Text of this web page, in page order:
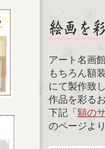
アート名画
もちろん額
にて製作致
作品を彩る
下記「額の
のページよ